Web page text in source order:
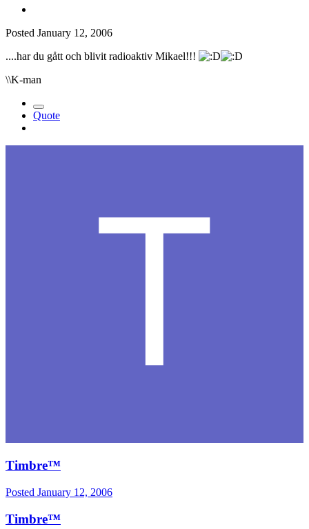
Posted January 12, 2006
....har du gått och blivit radioaktiv Mikael!!!
\\K-man
Quote
Timbre™
Posted January 12, 2006
Timbre™